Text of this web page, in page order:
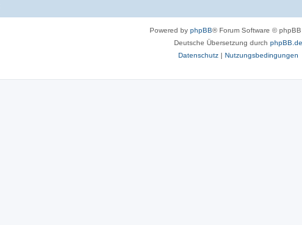
Powered by phpBB® Forum Software © phpBB
Deutsche Übersetzung durch phpBB.de
Datenschutz| Nutzungsbedingungen